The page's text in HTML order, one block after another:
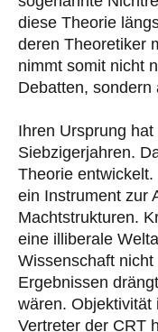
diese Theorie
deren Theoretiker
nimmt somit nicht
Debatten, sondern
Ihren Ursprung
Siebzigerjahren.
Theorie
ein Instrument zur
Machtstrukturen.
eine illiberale
Wissenschaft
Ergebnissen
wären. Objektivität
Vertreter der CRT